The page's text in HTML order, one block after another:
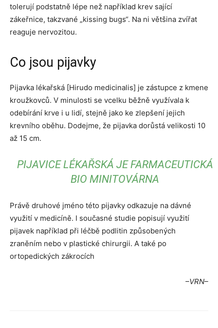
tolerují podstatně lépe než například krev sající
zákeřnice, takzvané „kissing bugs“. Na ni většina zvířat
reaguje nervozitou.
Co jsou pijavky
Pijavka lékařská [Hirudo medicinalis] je zástupce z kmene
kroužkovců. V minulosti se vcelku běžně využívala k
odebírání krve i u lidí, stejně jako ke zlepšení jejich
krevního oběhu. Dodejme, že pijavka dorůstá velikosti 10
až 15 cm.
PIJAVICE LÉKAŘSKÁ JE FARMACEUTICKÁ
BIO MINITOVÁRNA
Právě druhové jméno této pijavky odkazuje na dávné
využití v medicíně. I současné studie popisují využití
pijavek například při léčbě podlitin způsobených
zraněním nebo v plastické chirurgii. A také po
ortopedických zákrocích
–VRN–